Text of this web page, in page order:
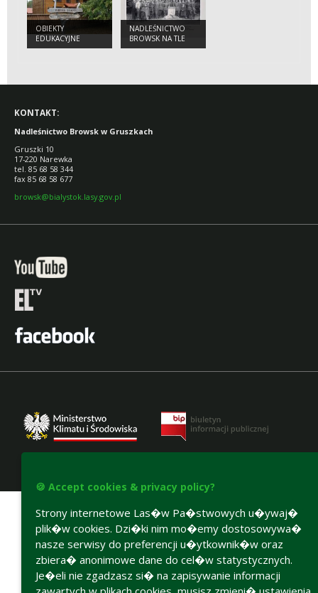
OBIEKTY
EDUKACYJNE
NADLEŚNICTWO
BROWSK NA TLE
ZMIAN
KONTAKT:
Nadleśnictwo Browsk w Gruszkach
Gruszki 10
17-220 Narewka
tel. 85 68 58 344
fax 85 68 58 677
browsk@bialystok.lasy.gov.pl
🍪 Accept cookies & privacy policy?
Strony internetowe Las�w Pa�stwowych u�ywaj�
plik�w cookies. Dzi�ki nim mo�emy dostosowywa�
nasze serwisy do preferencji u�ytkownik�w oraz
zbiera� anonimowe dane do cel�w statystycznych.
Je�eli nie zgadzasz si� na zapisywanie informacji